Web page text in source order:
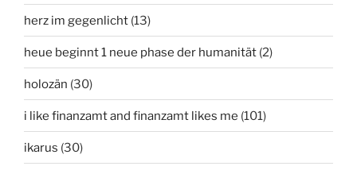
herz im gegenlicht (13)
heue beginnt 1 neue phase der humanität (2)
holozän (30)
i like finanzamt and finanzamt likes me (101)
ikarus (30)